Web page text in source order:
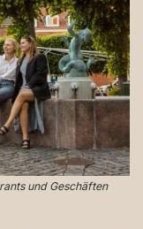
und Geschäften